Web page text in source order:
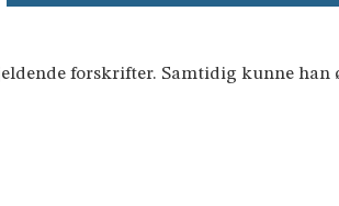
forskrifter. Samtidig kunne han